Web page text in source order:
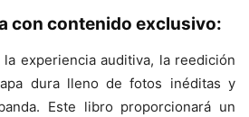
con contenido exclusivo:
experiencia auditiva, la reedición
dura lleno de fotos inéditas y
Este libro proporcionará un